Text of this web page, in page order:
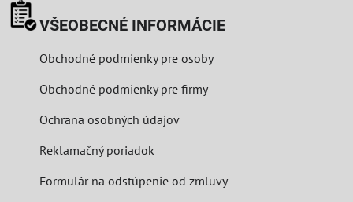
VŠEOBECNÉ INFORMÁCIE
Obchodné podmienky pre osoby
Obchodné podmienky pre firmy
Ochrana osobných údajov
Reklamačný poriadok
Formulár na odstúpenie od zmluvy